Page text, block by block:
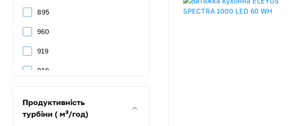
895
960
919
810
178
Продуктивність
турбіни ( м³/год)